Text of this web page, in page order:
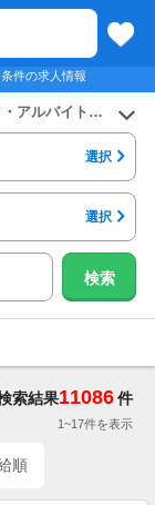
メニュー
件の求人情報
トの求人募集情報
選択
選択
検索
索結果11086件
1~17件を表示
順